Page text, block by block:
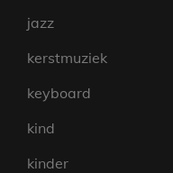
jazz
kerstmuziek
keyboard
kind
kinder